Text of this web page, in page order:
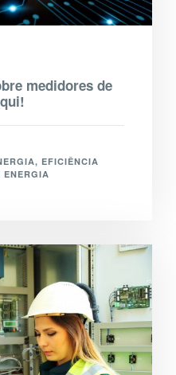
medidores de
, EFICIÊNCIA
ENERGIA